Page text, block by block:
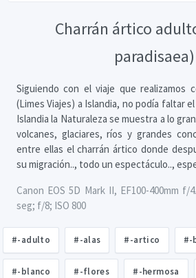
Charrán ártico
paradisaea)
Siguiendo con el viaje que realizamos
(Limes Viajes) a Islandia, no podía faltar
Islandia la Naturaleza se muestra a lo
volcanes, glaciares, ríos y grandes
entre ellas el charrán ártico donde
su migración.., todo un espectáculo..,
Canon EOS 5D Mark II, EF100-400mm f/
seg; f/8; ISO 800
#-adulto #-alas #-artico #-
#-blanco #-flores #-hermosa